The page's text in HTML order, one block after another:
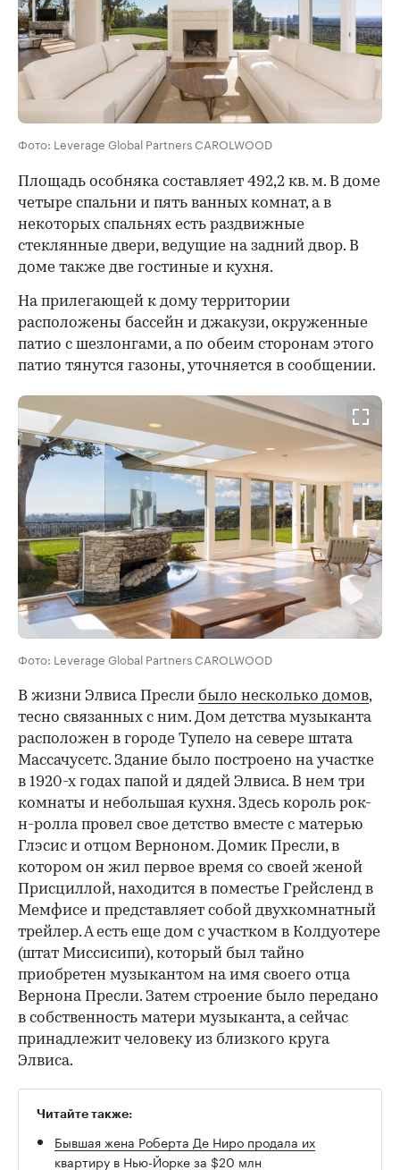
Фото: Leverage Global Partners CAROLWOOD
00:00
Площадь особняка составляет 492,2 кв. м. В доме
четыре спальни и пять ванных комнат, а в
некоторых спальнях есть раздвижные
стеклянные двери, ведущие на задний двор. В
доме также две гостиные и кухня.
На прилегающей к дому территории
расположены бассейн и джакузи, окруженные
патио с шезлонгами, а по обеим сторонам этого
патио тянутся газоны, уточняется в сообщении.
Фото: Leverage Global Partners CAROLWOOD
В жизни Элвиса Пресли было несколько домов,
тесно связанных с ним. Дом детства музыканта
расположен в городе Тупело на севере штата
Массачусетс. Здание было построено на участке
в 1920-х годах папой и дядей Элвиса. В нем три
комнаты и небольшая кухня. Здесь король рок-
н-ролла провел свое детство вместе с матерью
Глэсис и отцом Верноном. Домик Пресли, в
котором он жил первое время со своей женой
Присциллой, находится в поместье Грейсленд в
Мемфисе и представляет собой двухкомнатный
трейлер. А есть еще дом с участком в Колдуотере
(штат Миссисипи), который был тайно
приобретен музыкантом на имя своего отца
Вернона Пресли. Затем строение было передано
в собственность матери музыканта, а сейчас
принадлежит человеку из близкого круга
Элвиса.
Читайте также:
Бывшая жена Роберта Де Ниро продала их
квартиру в Нью-Йорке за $20 млн